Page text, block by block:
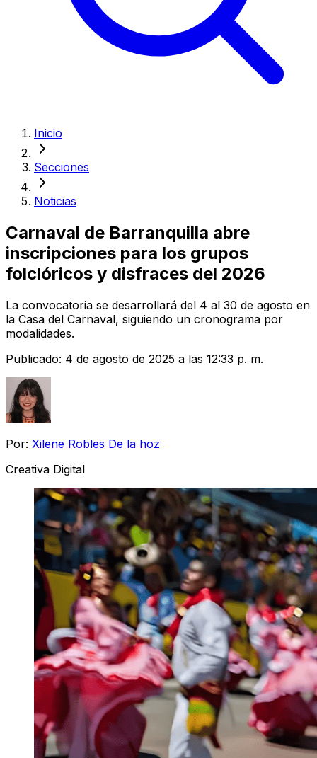
Inicio
Secciones
Noticias
Carnaval de Barranquilla abre
inscripciones para los grupos
folclóricos y disfraces del 2026
La convocatoria se desarrollará del 4 al 30 de agosto en
la Casa del Carnaval, siguiendo un cronograma por
modalidades.
Publicado: 4 de agosto de 2025 a las 12:33 p. m.
Por: Xilene Robles De la hoz
Creativa Digital